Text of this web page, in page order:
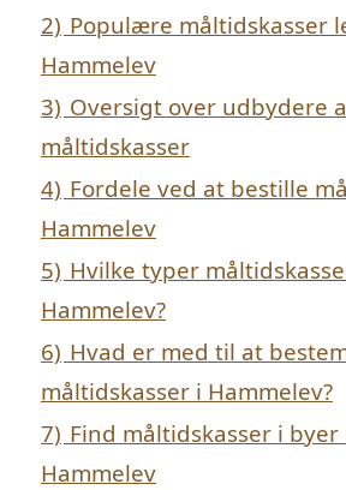
2) Populære måltidskasser
Hammelev
3) Oversigt over udbydere
måltidskasser
4) Fordele ved at bestille
Hammelev
5) Hvilke typer
Hammelev?
6) Hvad er med til at
måltidskasser i Hammelev?
7) Find måltidskasser i
Hammelev